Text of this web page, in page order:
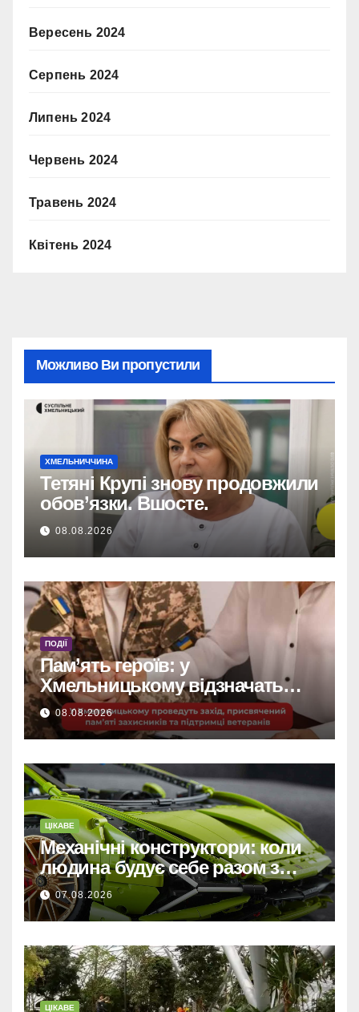
Вересень 2024
Серпень 2024
Липень 2024
Червень 2024
Травень 2024
Квітень 2024
Можливо Ви пропустили
ХМЕЛЬНИЧЧИНА
Тетяні Крупі знову продовжили
обов’язки. Вшосте.
08.08.2026
ПОДІЇ
Пам’ять героїв: у
Хмельницькому відзначать
захисників та підтримають
ветеранів.
08.08.2026
ЦІКАВЕ
Механічні конструктори: коли
людина будує себе разом з
машиною
07.08.2026
ЦІКАВЕ